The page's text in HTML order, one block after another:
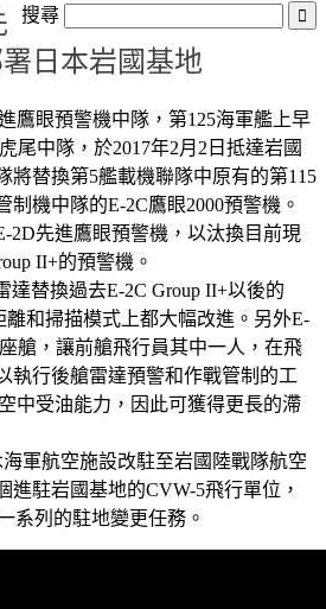
搜尋
日本岩國基地
鷹眼預警機中隊，第125海軍艦上早
尾中隊，於2017年2月2日抵達岩國
將替換第5艦載機聯隊中原有的第115
制機中隊的E-2C鷹眼2000預警機。
2D先進鷹眼預警機，以汰換目前現
II+的預警機。
達替換過去E-2C Group II+以後的
離和掃描模式上都大幅改進。另外E-
艙，讓前艙飛行員其中一人，在飛
執行後艙雷達預警和作戰管制的工
中受油能力，因此可獲得更長的滯
軍航空施設改駐至岩國陸戰隊航空
進駐岩國基地的CVW-5飛行單位，
系列的駐地變更任務。